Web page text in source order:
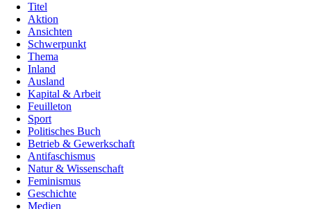
Titel
Aktion
Ansichten
Schwerpunkt
Thema
Inland
Ausland
Kapital & Arbeit
Feuilleton
Sport
Politisches Buch
Betrieb & Gewerkschaft
Antifaschismus
Natur & Wissenschaft
Feminismus
Geschichte
Medien